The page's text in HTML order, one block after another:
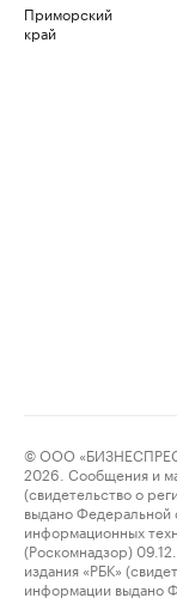
Приморский
край
© ООО
2026. Сообщения и
(свидетельство о
выдано Федеральной
информационных
(Роскомнадзор)
издания «РБК»
информации выдано